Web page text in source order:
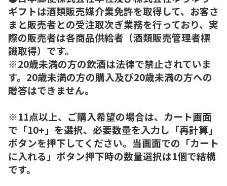
ギフトは酒類販売媒介業免許を取得して、お客さ
まと販売者との受注取次ぎ業務を行っており、実
際の販売者は各商品供給者（酒類販売管理者標
識取得）です。
※20歳未満の方の飲酒は法律で禁止されていま
す。20歳未満の方の購入及び20歳未満の方への
贈答はできません。
※11点以上、ご購入希望の場合は、カート画面
で「10+」を選択、必要数量を入力し「再計算」
ボタンを押下してください。当画面での「カート
に入れる」ボタン押下時の数量選択は1個で結構
です。